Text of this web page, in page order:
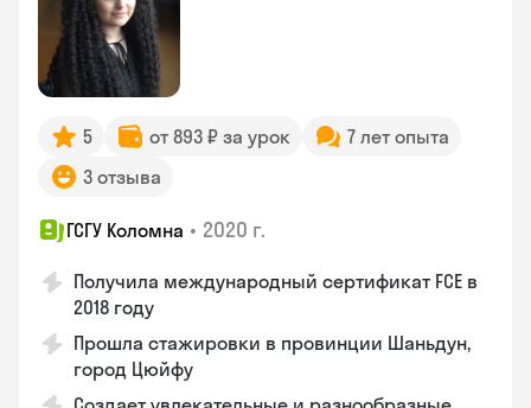
5 от 893 ₽ за урок
7 лет опыта
3 отзыва
ГСГУ Коломна • 2020 г.
Получила международный сертификат FCE в
2018 году
Прошла стажировки в провинции Шаньдун,
город Цюйфу